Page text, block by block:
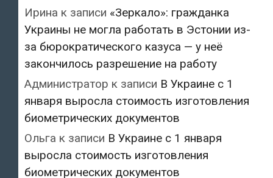
Ирина к записи «Зеркало»: гражданка
Украины не могла работать в Эстонии из-
за бюрократического казуса — у неё
закончилось разрешение на работу
Администратор к записи В Украине с 1
января выросла стоимость изготовления
биометрических документов
Ольга к записи В Украине с 1 января
выросла стоимость изготовления
биометрических документов